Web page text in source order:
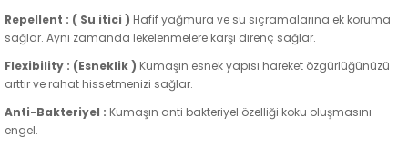
Repellent : ( Su itici ) Hafif yağmura ve su sıçramalarına ek koruma
sağlar. Aynı zamanda lekelenmelere karşı direnç sağlar.
Flexibility : (Esneklik ) Kumaşın esnek yapısı hareket özgürlüğünüzü
arttır ve rahat hissetmenizi sağlar.
Anti-Bakteriyel : Kumaşın anti bakteriyel özelliği koku oluşmasını
engel.